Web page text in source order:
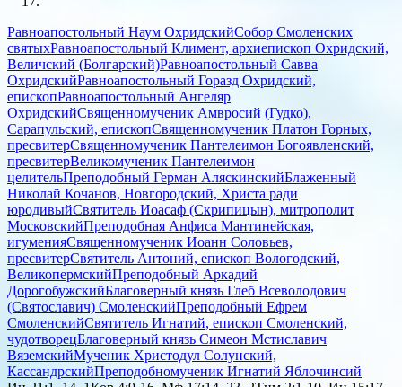
Равноапостольный Наум ОхридскийСобор Смоленских
святыхРавноапостольный Климент, архиепископ Охридский,
Величский (Болгарский)Равноапостольный Савва
ОхридскийРавноапостольный Горазд Охридский,
епископРавноапостольный Ангеляр
ОхридскийСвященномученик Амвросий (Гудко),
Сарапульский, епископСвященномученик Платон Горных,
пресвитерСвященномученик Пантелеимон Богоявленский,
пресвитерВеликомученик Пантелеимон
целительПреподобный Герман АляскинскийБлаженный
Николай Кочанов, Новгородский, Христа ради
юродивыйСвятитель Иоасаф (Скрипицын), митрополит
МосковскийПреподобная Анфиса Мантинейская,
игуменияСвященномученик Иоанн Соловьев,
пресвитерСвятитель Антоний, епископ Вологодский,
ВеликопермскийПреподобный Аркадий
ДорогобужскийБлаговерный князь Глеб Всеволодович
(Святославич) СмоленскийПреподобный Ефрем
СмоленскийСвятитель Игнатий, епископ Смоленский,
чудотворецБлаговерный князь Симеон Мстиславич
ВяземскийМученик Христодул Солунский,
КассандрскийПреподобномученик Игнатий Яблочинсий